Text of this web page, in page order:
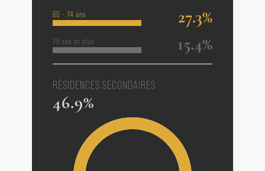
60 - 74 ans 27.3%
75 ans et plus 15.4%
RÉSIDENCES SECONDAIRES
46.9%